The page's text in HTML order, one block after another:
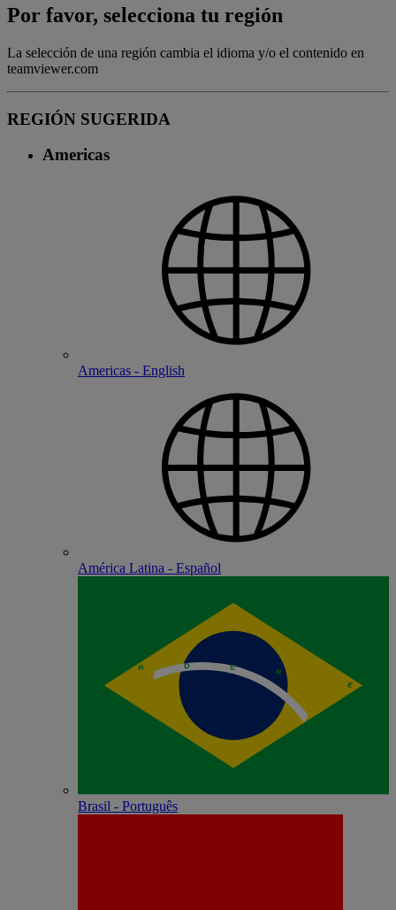
Por favor, selecciona tu región
La selección de una región cambia el idioma y/o el contenido en
teamviewer.com
REGIÓN SUGERIDA
Americas
Americas - English
América Latina - Español
Brasil - Português